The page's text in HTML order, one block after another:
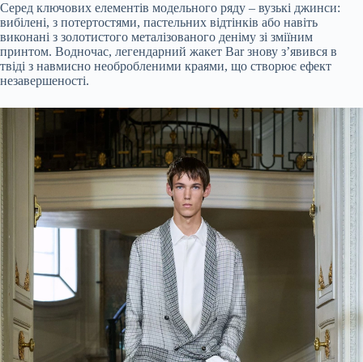
Серед ключових елементів модельного ряду – вузькі джинси:
вибілені, з потертостями, пастельних відтінків або навіть
виконані з золотистого металізованого деніму зі зміїним
принтом. Водночас, легендарний жакет Bar знову з’явився в
твіді з навмисно необробленими краями, що створює ефект
незавершеності.